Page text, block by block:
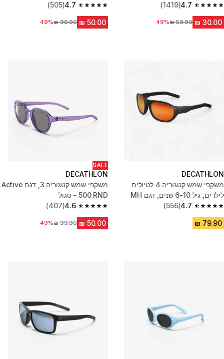
קטגוריה 3
4.7
4.7 out of 5 stars from 1419 reviews
(1419)
מחיר לפני הנחה‏59.90 ₪
49%
4.7
4.7 out of 5 stars from 505 reviews
(505)
מחיר לפני הנחה‏99.90 ₪
49%
DECATHLON
משקפי שמש קטגוריה 4 לטיולים
לילדים, גיל 6-10 שנים, דגם MH
T500 - אפור
4.7
4.7 out of 5 stars from 556 reviews
(556)
SALE
DECATHLON
משקפי שמש קטגוריה 3, דגם Active
500 RND - סגול
4.6
4.6 out of 5 stars from 407 reviews
(407)
מחיר לפני הנחה‏99.90 ₪
49%